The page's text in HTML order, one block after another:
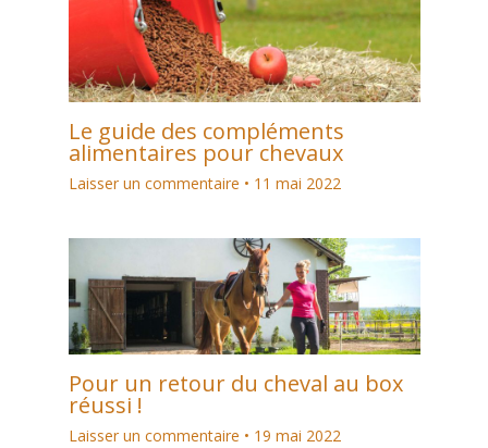
Le guide des compléments
alimentaires pour chevaux
Laisser un commentaire • 11 mai 2022
Pour un retour du cheval au box
réussi !
Laisser un commentaire • 19 mai 2022